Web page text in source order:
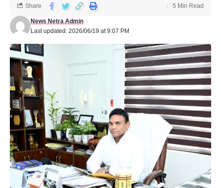
Last updated: 2026/06/19 at 9:07 PM
News Netra Admin
Share 5 Min Read